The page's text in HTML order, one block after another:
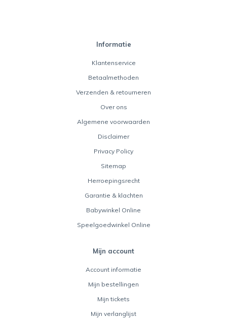
Informatie
Klantenservice
Betaalmethoden
Verzenden & retourneren
Over ons
Algemene voorwaarden
Disclaimer
Privacy Policy
Sitemap
Herroepingsrecht
Garantie & klachten
Babywinkel Online
Speelgoedwinkel Online
Mijn account
Account informatie
Mijn bestellingen
Mijn tickets
Mijn verlanglijst